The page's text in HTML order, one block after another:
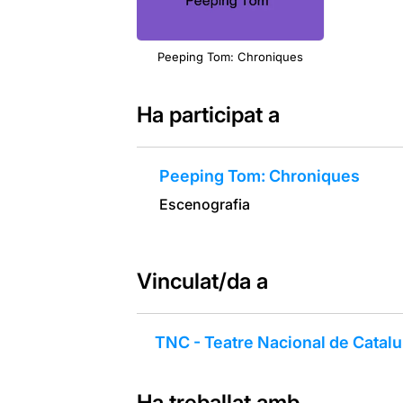
Peeping Tom: Chroniques
Ha participat a
Peeping Tom: Chroniques
Escenografia
Vinculat/da a
TNC - Teatre Nacional de